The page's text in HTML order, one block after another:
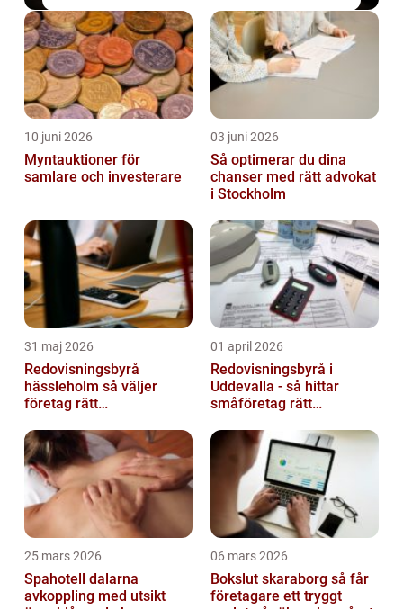
10 juni 2026
Myntauktioner för
samlare och investerare
03 juni 2026
Så optimerar du dina
chanser med rätt advokat
i Stockholm
31 maj 2026
Redovisningsbyrå
hässleholm så väljer
företag rätt
01 april 2026
Redovisningsbyrå i
Uddevalla - så hittar
småföretag rätt
25 mars 2026
Spahotell dalarna
avkoppling med utsikt
06 mars 2026
Bokslut skaraborg så får
företagare ett tryggt